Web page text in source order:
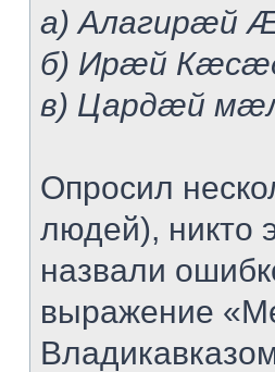
а) Алагирæй
б) Ирæй
в) Цардæй
Опросил
людей), никто
назвали
выражение